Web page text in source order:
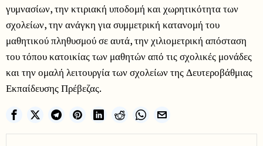
γυμνασίων, την κτιριακή υποδομή και χωρητικότητα των
σχολείων, την ανάγκη για συμμετρική κατανομή του
μαθητικού πληθυσμού σε αυτά, την χιλιομετρική απόσταση
του τόπου κατοικίας των μαθητών από τις σχολικές μονάδες
και την ομαλή λειτουργία των σχολείων της Δευτεροβάθμιας
Εκπαίδευσης Πρέβεζας.